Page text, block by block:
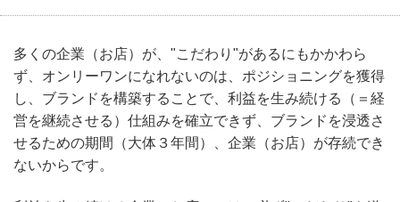
多くの企業（お店）が、"こだわり"があるにもかかわら
ず、オンリーワンになれないのは、ポジショニングを獲得
し、ブランドを構築することで、利益を生み続ける（＝経
営を継続させる）仕組みを確立できず、ブランドを浸透さ
せるための期間（大体３年間）、企業（お店）が存続でき
ないからです。